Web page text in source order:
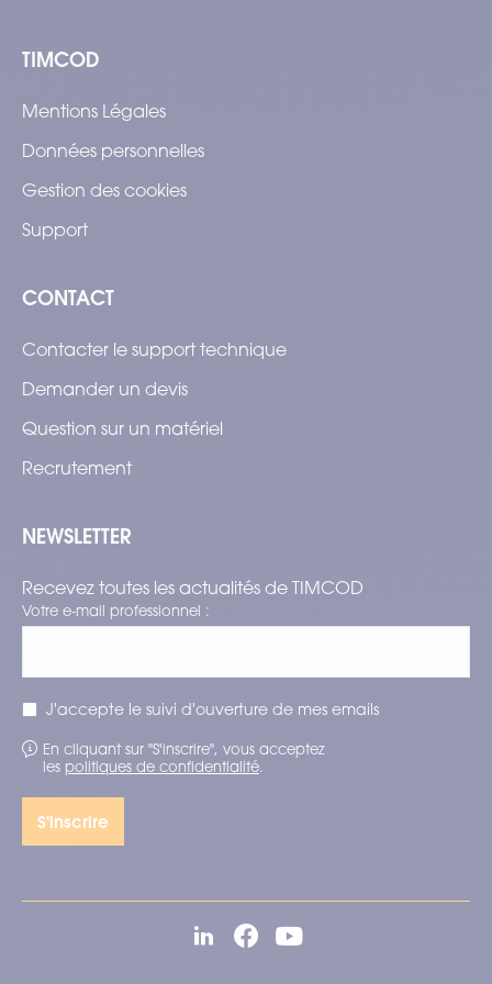
TIMCOD
Mentions Légales
Données personnelles
Gestion des cookies
Support
CONTACT
Contacter le support technique
Demander un devis
Question sur un matériel
Recrutement
NEWSLETTER
Recevez toutes les actualités de TIMCOD
Votre e-mail professionnel :
J'accepte le suivi d'ouverture de mes emails
En cliquant sur "S'inscrire", vous acceptez
les politiques de confidentialité.